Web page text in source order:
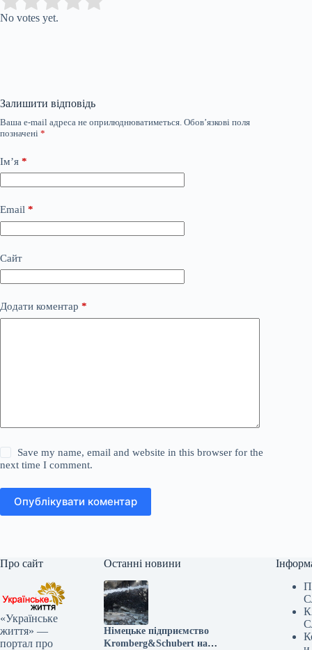
No votes yet.
Залишити відповідь
Ваша e-mail адреса не оприлюднюватиметься. Обов’язкові поля
позначені *
Ім’я *
Email *
Сайт
Додати коментар *
Save my name, email and website in this browser for the
next time I comment.
Опублікувати коментар
Про сайт
«Українське
життя» —
портал про
Останні новини
Німецьке підприємство
Kromberg&Schubert на